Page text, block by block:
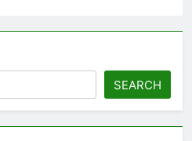
SEARCH